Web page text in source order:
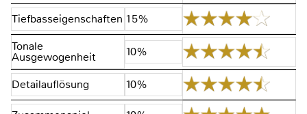
Tiefbasseigenschaften 15%
Tonale
Ausgewogenheit 10%
Detailauflösung 10%